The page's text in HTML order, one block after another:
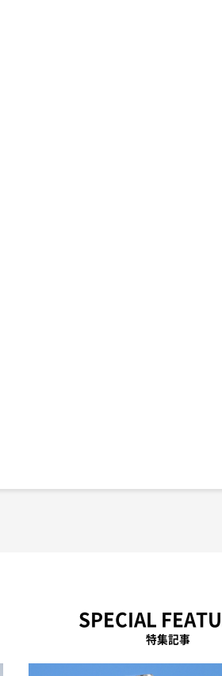
SPECIAL
特集記事